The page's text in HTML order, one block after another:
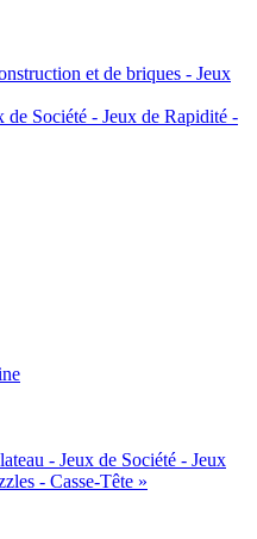
et de briques - Jeux
de Société - Jeux de Rapidité -
- Jeux de Société - Jeux
- Casse-Tête »